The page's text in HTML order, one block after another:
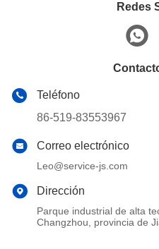
Redes
Teléfono
86-519-83553967
Correo electrónico
Leo@service-js.com
Dirección
Parque industrial de alta
Changzhou, provincia de